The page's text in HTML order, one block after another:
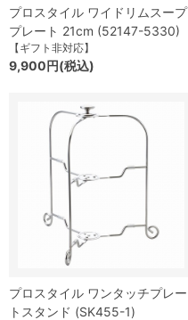
プロスタイル ワイドリムスープ
プレート 21cm (52147-5330)
【ギフト非対応】
9,900円(税込)
プロスタイル ワンタッチプレー
トスタンド (SK455-1)